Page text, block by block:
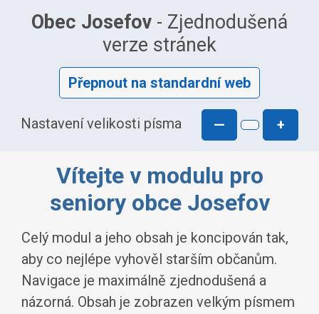
Obec Josefov - Zjednodušená
verze stránek
Přepnout na standardní web
Nastavení velikosti písma — +
Vítejte v modulu pro
seniory obce Josefov
Celý modul a jeho obsah je koncipován tak,
aby co nejlépe vyhověl starším občanům.
Navigace je maximálně zjednodušená a
názorná. Obsah je zobrazen velkým písmem